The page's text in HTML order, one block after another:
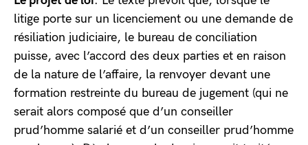
litige porte sur un licenciement ou une demande de
résiliation judiciaire, le bureau de conciliation
puisse, avec l’accord des deux parties et en raison
de la nature de l’affaire, la renvoyer devant une
formation restreinte du bureau de jugement (qui ne
serait alors composé que d’un conseiller
prud’homme salarié et d’un conseiller prud’homme